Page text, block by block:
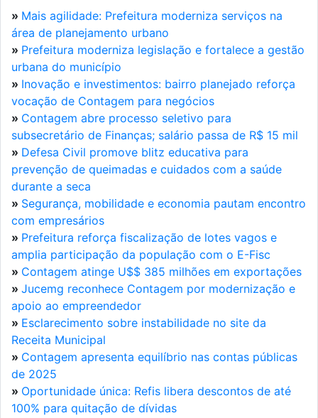
» Mais agilidade: Prefeitura moderniza serviços na
área de planejamento urbano
» Prefeitura moderniza legislação e fortalece a gestão
urbana do município
» Inovação e investimentos: bairro planejado reforça
vocação de Contagem para negócios
» Contagem abre processo seletivo para
subsecretário de Finanças; salário passa de R$ 15 mil
» Defesa Civil promove blitz educativa para
prevenção de queimadas e cuidados com a saúde
durante a seca
» Segurança, mobilidade e economia pautam encontro
com empresários
» Prefeitura reforça fiscalização de lotes vagos e
amplia participação da população com o E-Fisc
» Contagem atinge U$$ 385 milhões em exportações
» Jucemg reconhece Contagem por modernização e
apoio ao empreendedor
» Esclarecimento sobre instabilidade no site da
Receita Municipal
» Contagem apresenta equilíbrio nas contas públicas
de 2025
» Oportunidade única: Refis libera descontos de até
100% para quitação de dívidas